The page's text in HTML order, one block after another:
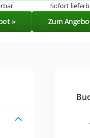
Sofort
» Zum